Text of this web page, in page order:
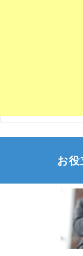
お